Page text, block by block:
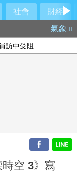
社會
財經
氣象
訪中受阻
空 3》寫